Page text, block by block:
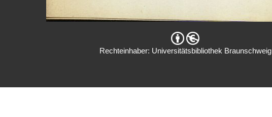
Rechteinhaber: Universitätsbibliothek Braunschweig